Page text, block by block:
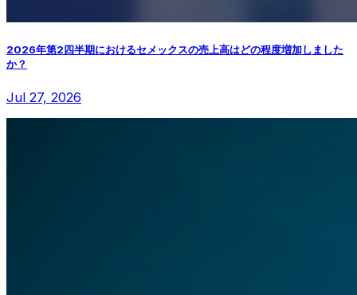
2026年第2四半期におけるセメックスの売上高はどの程度増加しました
か？
Jul 27, 2026